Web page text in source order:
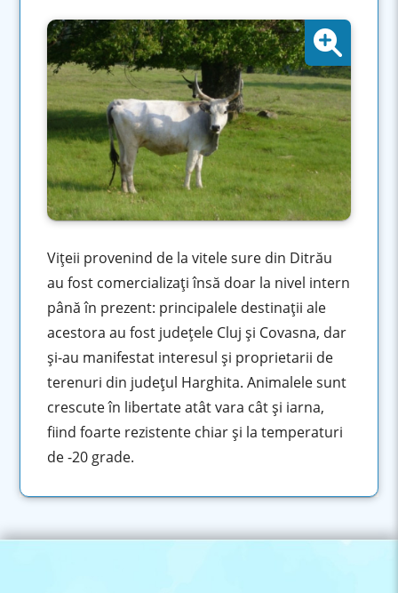
Viţeii provenind de la vitele sure din Ditrău
au fost comercializaţi însă doar la nivel intern
până în prezent: principalele destinaţii ale
acestora au fost judeţele Cluj şi Covasna, dar
şi-au manifestat interesul şi proprietarii de
terenuri din judeţul Harghita. Animalele sunt
crescute în libertate atât vara cât şi iarna,
fiind foarte rezistente chiar şi la temperaturi
de -20 grade.